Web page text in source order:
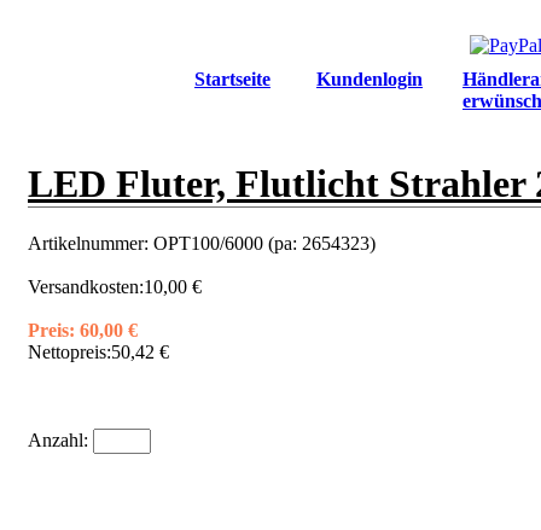
Startseite Kundenlogin
LED Fluter, Flutlicht Strahler
Artikelnummer: OPT100/6000 (pa: 2654323)
Versandkosten:10,00 €
Preis: 60,00 €
Nettopreis:50,42 €
Anzahl: